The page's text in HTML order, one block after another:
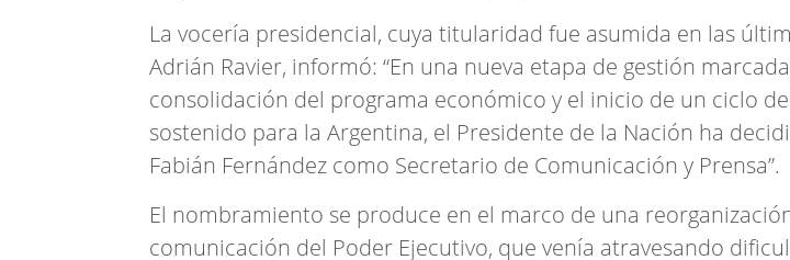
La vocería presidencial, cuya titularidad fue asumida en las
Adrián Ravier, informó: “En una nueva etapa de gestión
consolidación del programa económico y el inicio de un ciclo
sostenido para la Argentina, el Presidente de la Nación ha
Fabián Fernández como Secretario de Comunicación y Prensa”.
El nombramiento se produce en el marco de una
comunicación del Poder Ejecutivo, que venía atravesando